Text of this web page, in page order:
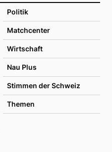
Politik
Matchcenter
Wirtschaft
Nau Plus
Stimmen der Schweiz
Themen